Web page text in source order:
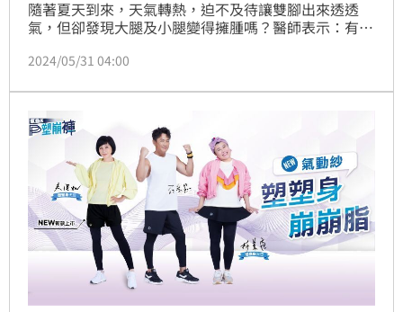
隨著夏天到來，天氣轉熱，迫不及待讓雙腳出來透透
氣，但卻發現大腿及小腿變得擁腫嗎？醫師表示：有可
2024/05/31 04:00